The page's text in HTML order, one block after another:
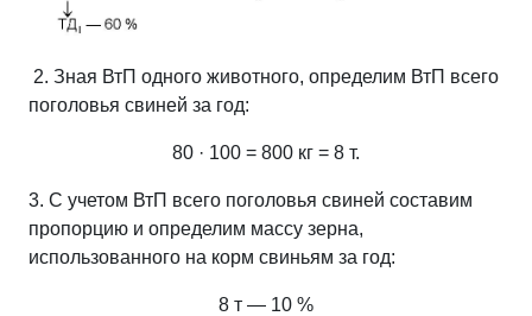
2. Зная ВтП одного животного, определим ВтП всего
поголовья свиней за год:
80 · 100 = 800 кг = 8 т.
3. С учетом ВтП всего поголовья свиней составим
пропорцию и определим массу зерна,
использованного на корм свиньям за год:
8 т — 10 %